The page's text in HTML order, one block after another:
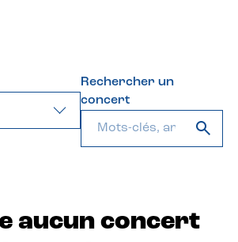
Rechercher un
concert
aucun concert